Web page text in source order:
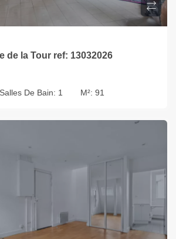
de la Tour ref: 13032026
Salles De Bain: 1 M²: 91